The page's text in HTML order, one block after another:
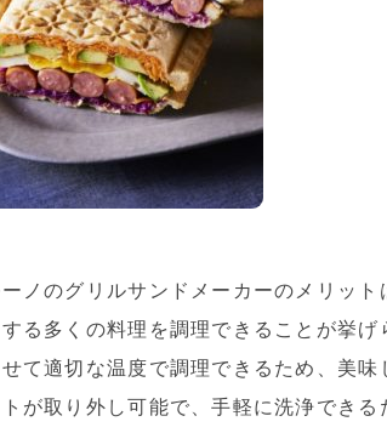
ノのグリルサンドメーカーのメリッ
る多くの料理を調理できることが挙
て適切な温度で調理できるため、美
が取り外し可能で、手軽に洗浄でき